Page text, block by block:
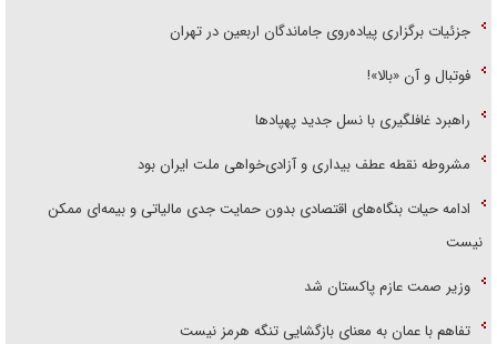
جزئیات برگزاری پیاده‌روی جاماندگان اربعین در تهران
فوتبال و آن «بالا»!
راهبرد غافلگیری با نسل جدید پهپاد‌ها
مشروطه نقطه عطف بیداری و آزادی‌خواهی ملت ایران بود
ادامه حیات بنگاه‌های اقتصادی بدون حمایت جدی مالیاتی و بیمه‌ای ممکن
نیست
وزیر صمت عازم پاکستان شد
تفاهم با عمان به معنای بازگشایی تنگه هرمز نیست